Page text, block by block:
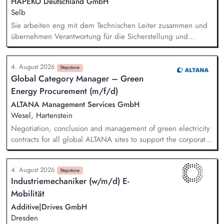
Selb
Sie arbeiten eng mit dem Technischen Leiter zusammen und
übernehmen Verantwortung für die Sicherstellung und
kontinuierliche Verbesserung der Anlagenverfügbarkeit. Sie
analysieren technische Störungen, koordinieren interne sowie
externe Fachbereiche und begleiten nachhaltige Lösungen
bis zur erfolgreichen Umsetzung. Sie betreuen technische
Prozesse in den Bereichen Recycling, Wasser- und
Abwassertechnik sowie Umweltmanagement und stellen die
Einhaltung relevanter Anforderungen sicher. Sie planen und
begleiten technische Optimierungs-, Investitions- und
Verbesserungsprojekte und entwickeln Produktions- und
Anlagenprozesse kontinuierlich weiter.
4. August 2026 Stepstone
Global Category Manager – Green
Energy Procurement (m/f/d)
ALTANA Management Services GmbH
Wesel, Hartenstein
Negotiation, conclusion and management of green electricity
contracts for all global ALTANA sites to support the corporate
target of achieving 100% renewable electricity sourcing.
Monitoring regulatory developments and market requirements
related to green electricity procurement (e.g., GHG Protocol)
and integrating relevant aspects into the company's energy
procurement strategy in close collaboration with Corporate
Sustainability and EHSR. Development and implementation of
an energy data management framework to ensure
4. August 2026 Stepstone
Industriemechaniker (w/m/d) E-
Mobilität
Additive|Drives GmbH
Dresden